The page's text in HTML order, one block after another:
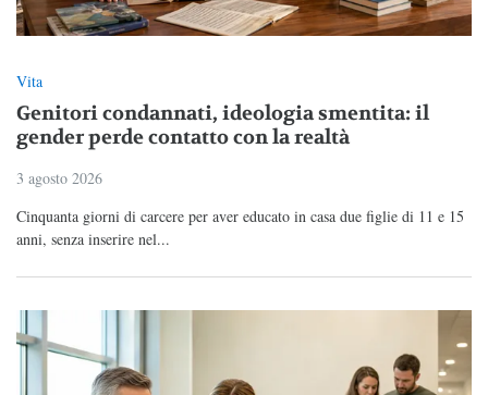
Vita
Genitori condannati, ideologia smentita: il
gender perde contatto con la realtà
3 agosto 2026
Cinquanta giorni di carcere per aver educato in casa due figlie di 11 e 15
anni, senza inserire nel...